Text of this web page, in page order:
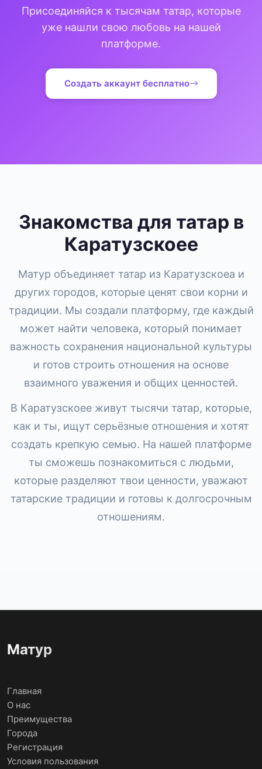
Присоединяйся к тысячам татар, которые
уже нашли свою любовь на нашей
платформе.
Создать аккаунт бесплатно
Знакомства для татар в
Каратузскоее
Матур объединяет татар из Каратузскоеа и
других городов, которые ценят свои корни и
традиции. Мы создали платформу, где каждый
может найти человека, который понимает
важность сохранения национальной культуры
и готов строить отношения на основе
взаимного уважения и общих ценностей.
В Каратузскоее живут тысячи татар, которые,
как и ты, ищут серьёзные отношения и хотят
создать крепкую семью. На нашей платформе
ты сможешь познакомиться с людьми,
которые разделяют твои ценности, уважают
татарские традиции и готовы к долгосрочным
отношениям.
Матур
Главная
О нас
Преимущества
Города
Регистрация
Условия пользования